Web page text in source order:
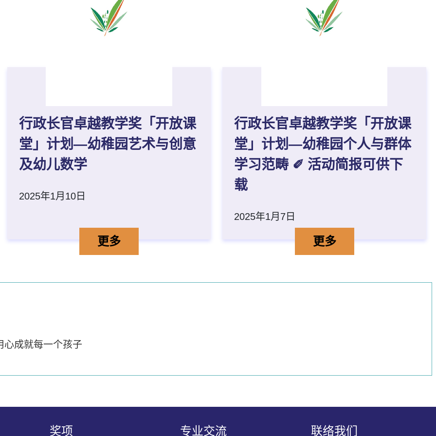
放课堂」计划—幼稚园综合活动（情绪、音乐、语文及数学）的
行政长官卓越教学奖「开放课
堂」计划—幼稚园艺术与创意
及幼儿数学
2025年1月10日
行政长官卓越教学奖「开放课堂」计划—幼稚园艺术与创意及幼
更多详情
行政长官卓越教学奖「开放课
堂」计划—幼稚园个人与群体
学习范畴 ✐ 活动简报可供下
载
2025年1月7日
行政长官卓越教学奖
更多详情
成就每一个孩子
奖项 专业交流 联络我们